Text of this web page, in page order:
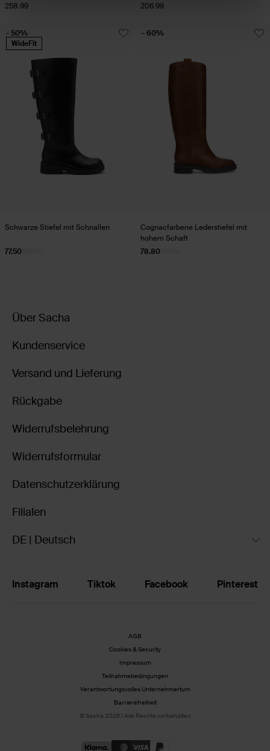
258.99
206.99
Schwarze Stiefel mit Schnallen
77.50
- 50%
WideFit
Cognacfarbene Lederstiefel mit
hohem Schaft
78.80
- 60%
Über Sacha
Kundenservice
Versand und Lieferung
Rückgabe
Widerrufsbelehrung
Widerrufsformular
Datenschutzerklärung
Filialen
DE | Deutsch
Instagram Tiktok Facebook Pinterest
AGB
Cookies & Security
Impressum
Teilnahmebedingungen
Verantwortungsvolles Unternehmertum
Barrierefreiheit
© Sacha 2026 | Alle Rechte vorbehalten